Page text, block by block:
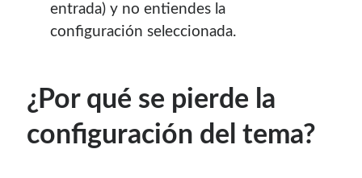
If you like this website or any of my work, consider to
give a small donation. It will help me to invest time on
Si te gusta este sitio web o mi trabajo, puedes hacer una
pequeña donación. Me ayudará a invertir tiempo en crear
contenido para este sitio.
entrada) y no entiendes la
configuración seleccionada.
¿Por qué se pierde la
configuración del tema?